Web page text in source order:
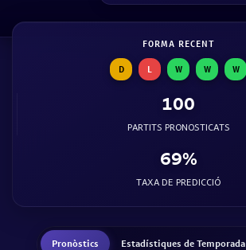
FORMA RECENT
D L W W W
100
PARTITS PRONOSTICATS
69%
TAXA DE PREDICCIÓ
Pronòstics Estadístiques de Temporada